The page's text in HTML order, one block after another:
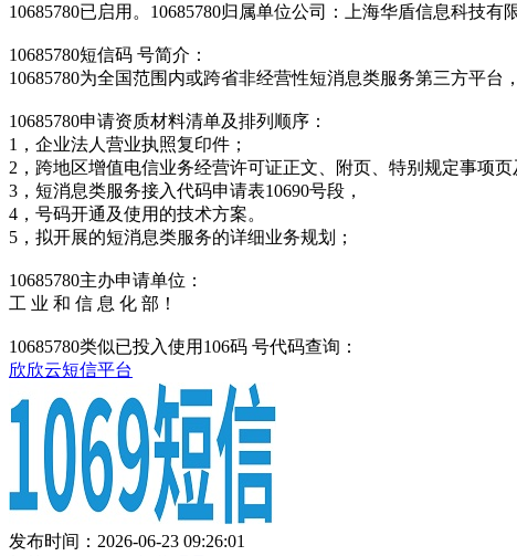
10685780已启用。10685780归属单位公司：上海华盾信息科技有
10685780短信码 号简介：
10685780为全国范围内或跨省非经营性短消息类服务第三方平
10685780申请资质材料清单及排列顺序：
1，企业法人营业执照复印件；
2，跨地区增值电信业务经营许可证正文、附页、特别规定事项页
3，短消息类服务接入代码申请表10690号段，
4，号码开通及使用的技术方案。
5，拟开展的短消息类服务的详细业务规划；
10685780主办申请单位：
工 业 和 信 息 化 部！
10685780类似已投入使用106码 号代码查询：
欣欣云短信平台
发布时间：2026-06-23 09:26:01